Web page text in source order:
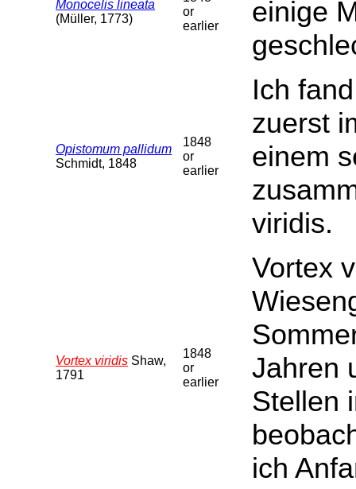
Monocelis lineata
(Müller, 1773)
or
earlier
einige
Opistomum pallidum
Schmidt, 1848
1848
or
earlier
Ich
zuerst
einem
viridis.
Vortex viridis Shaw,
1791
1848
or
earlier
Vortex
Jahren
Stellen
ich